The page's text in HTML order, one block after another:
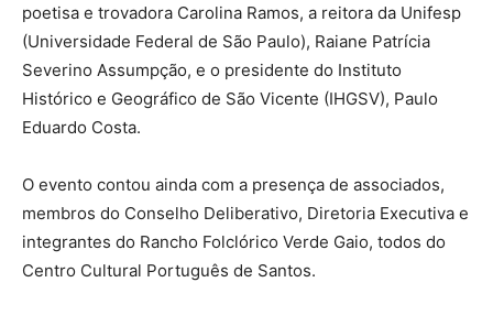
poetisa e trovadora Carolina Ramos, a reitora da Unifesp
(Universidade Federal de São Paulo), Raiane Patrícia
Severino Assumpção, e o presidente do Instituto
Histórico e Geográfico de São Vicente (IHGSV), Paulo
Eduardo Costa.
O evento contou ainda com a presença de associados,
membros do Conselho Deliberativo, Diretoria Executiva e
integrantes do Rancho Folclórico Verde Gaio, todos do
Centro Cultural Português de Santos.